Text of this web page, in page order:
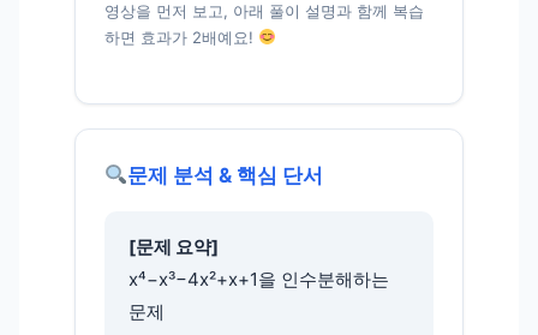
영상을 먼저 보고, 아래 풀이 설명과 함께 복습
하면 효과가 2배예요!
문제 분석 & 핵심 단서
[문제 요약]
x⁴−x³−4x²+x+1을 인수분해하는
문제